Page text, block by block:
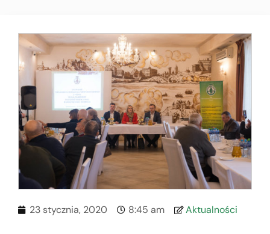
23 stycznia, 2020 8:45 am Aktualności